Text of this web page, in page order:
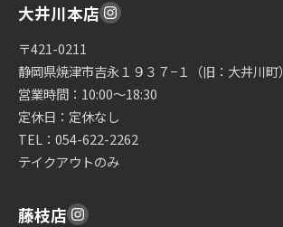
大井川本店
〒421-0211
静岡県焼津市吉永１９３７−１（旧：大井川町）
営業時間：10:00〜18:30
定休日：定休なし
TEL：054-622-2262
テイクアウトのみ
藤枝店